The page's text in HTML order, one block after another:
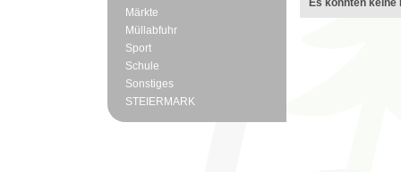
Märkte
Müllabfuhr
Sport
Schule
Sonstiges
STEIERMARK
Es konnten keine